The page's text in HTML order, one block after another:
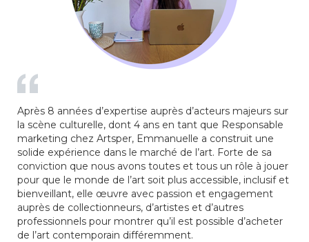
Après 8 années d’expertise auprès d’acteurs majeurs sur
la scène culturelle, dont 4 ans en tant que Responsable
marketing chez Artsper, Emmanuelle a construit une
solide expérience dans le marché de l’art. Forte de sa
conviction que nous avons toutes et tous un rôle à jouer
pour que le monde de l’art soit plus accessible, inclusif et
bienveillant, elle œuvre avec passion et engagement
auprès de collectionneurs, d’artistes et d’autres
professionnels pour montrer qu’il est possible d’acheter
de l’art contemporain différemment.